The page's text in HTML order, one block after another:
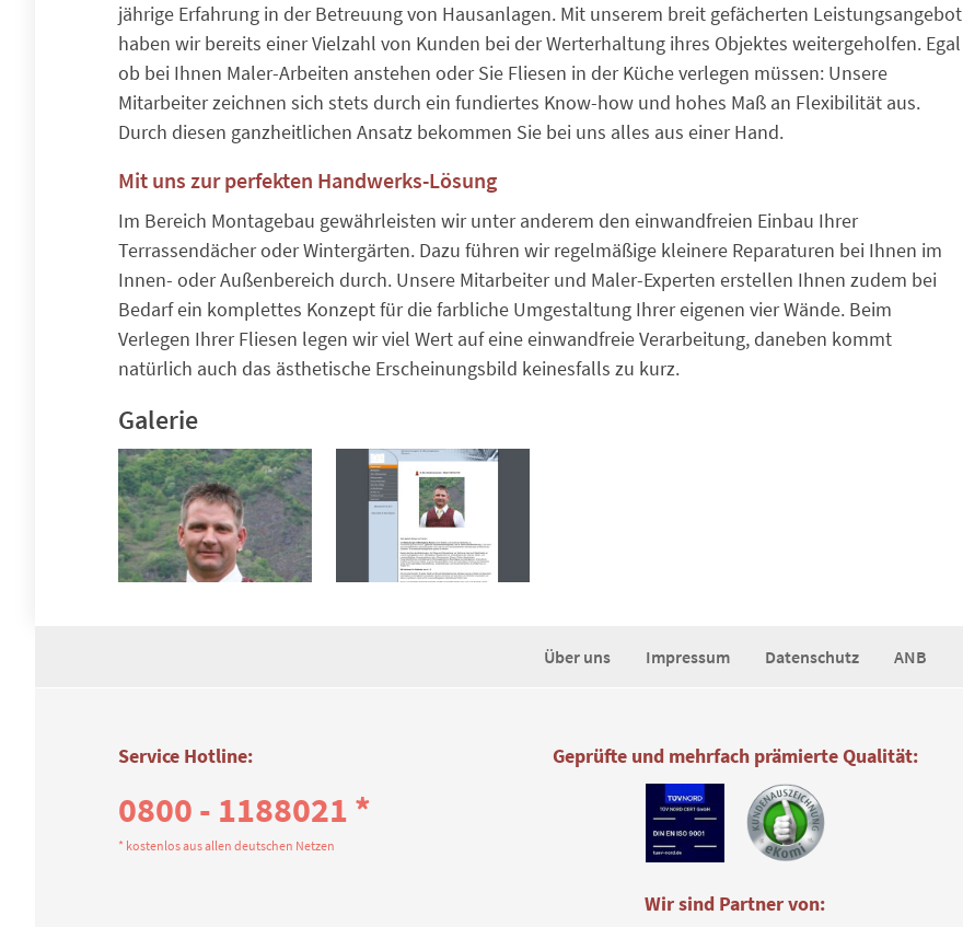
jährige Erfahrung in der Betreuung von Hausanlagen. Mit unserem breit gefächerten Leistungsangebot
haben wir bereits einer Vielzahl von Kunden bei der Werterhaltung ihres Objektes weitergeholfen. Egal
ob bei Ihnen Maler-Arbeiten anstehen oder Sie Fliesen in der Küche verlegen müssen: Unsere
Mitarbeiter zeichnen sich stets durch ein fundiertes Know-how und hohes Maß an Flexibilität aus.
Durch diesen ganzheitlichen Ansatz bekommen Sie bei uns alles aus einer Hand.
Mit uns zur perfekten Handwerks-Lösung
Im Bereich Montagebau gewährleisten wir unter anderem den einwandfreien Einbau Ihrer
Terrassendächer oder Wintergärten. Dazu führen wir regelmäßige kleinere Reparaturen bei Ihnen im
Innen- oder Außenbereich durch. Unsere Mitarbeiter und Maler-Experten erstellen Ihnen zudem bei
Bedarf ein komplettes Konzept für die farbliche Umgestaltung Ihrer eigenen vier Wände. Beim
Verlegen Ihrer Fliesen legen wir viel Wert auf eine einwandfreie Verarbeitung, daneben kommt
natürlich auch das ästhetische Erscheinungsbild keinesfalls zu kurz.
Galerie
Über uns Impressum Datenschutz ANB
Service Hotline:
0800 - 1188021 *
* kostenlos aus allen deutschen Netzen
Geprüfte und mehrfach prämierte Qualität:
Wir sind Partner von: